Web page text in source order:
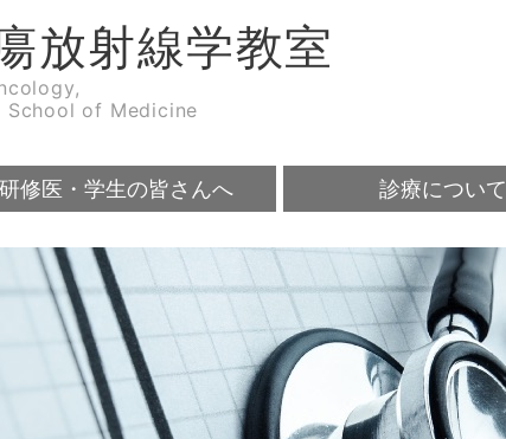
放射線学教室
School of Medicine
研修医・学生の皆さんへ 診療について